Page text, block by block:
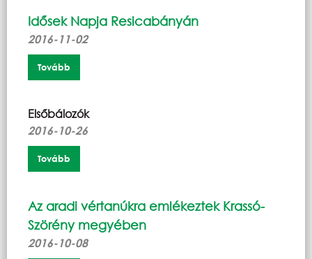
Idősek Napja Resicabányán
2016-11-02
Tovább
Elsőbálozók
2016-10-26
Tovább
Az aradi vértanúkra emlékeztek Krassó-
Szörény megyében
2016-10-08